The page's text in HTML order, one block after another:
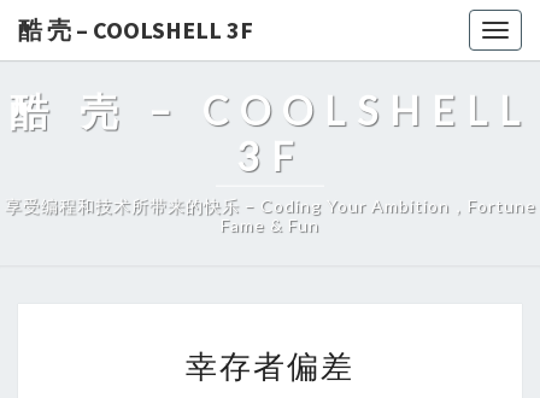
酷 壳 – COOLSHELL 3F
酷 壳 – COOLSHELL
3F
享受编程和技术所带来的快乐 – Coding Your Ambition，Fortune
Fame & Fun
存
幸存者偏差